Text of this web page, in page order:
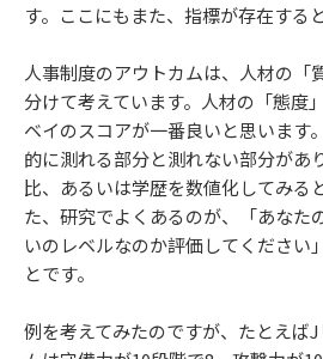
す。ここにもまた、指標が存在する
人事制度のアウトカムは、人材の「
分けて考えています。人材の「態度
ベイのスコアが一番良いと思います
的に測れる部分と測れない部分があ
比、あるいは学歴を数値化してみる
た、研究でよくあるのが、「あなた
いのレベルなのか評価してください
とです。
例を考えてみたのですが、たとえば